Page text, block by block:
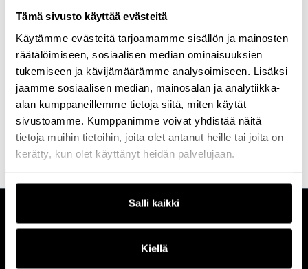
Tämä sivusto käyttää evästeitä
Käytämme evästeitä tarjoamamme sisällön ja mainosten
räätälöimiseen, sosiaalisen median ominaisuuksien
tukemiseen ja kävijämäärämme analysoimiseen. Lisäksi
jaamme sosiaalisen median, mainosalan ja analytiikka-
alan kumppaneillemme tietoja siitä, miten käytät
sivustoamme. Kumppanimme voivat yhdistää näitä
tietoja muihin tietoihin, joita olet antanut heille tai joita on
kerätty, kun olet käyttänyt heidän palvelujaan.
Salli kaikki
Kiellä
Minulla on pitkä kokemus myös laajoista julkishallinnon
uuden asianhallintajärjestelmän käyttöönottokoulutuksista usean
vuoden ajalta.
Kouluttajana vahvuuksiani ovat rauhallinen ja selkeä opetustapa,
osallistujien huomioiminen sekä kyky tehdä tietotekniikasta
helposti lähestyttävää kaiken tasoisille käyttäjille. Erityisen
oppijoita.
CUSTOMERCARE